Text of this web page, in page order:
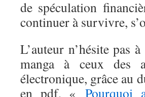
de spéculation
continuer à survivre,
L’auteur n’hésite pas
manga à ceux des
électronique, grâce au
en pdf, « Pourquoi